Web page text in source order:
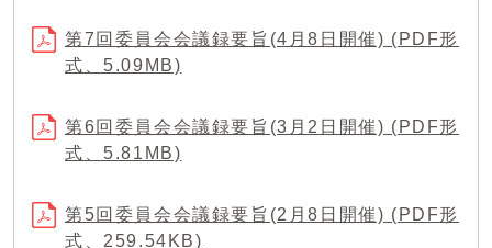
第7回委員会会議録要旨(4月8日開催) (PDF形
式、5.09MB)
第6回委員会会議録要旨(3月2日開催) (PDF形
式、5.81MB)
第5回委員会会議録要旨(2月8日開催) (PDF形
式、259.54KB)